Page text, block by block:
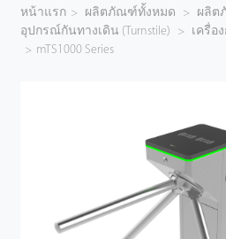
ผลิตภัณฑ์
โซลูชั่นของเรา
ฝ่ายสนับสนุน
หน้าแรก > ผลิตภัณฑ์ทั้งหมด > ผลิต
อุปกรณ์กันทางเดิน (Turnstile)
>
เครื่อ
> mTS1000 Series